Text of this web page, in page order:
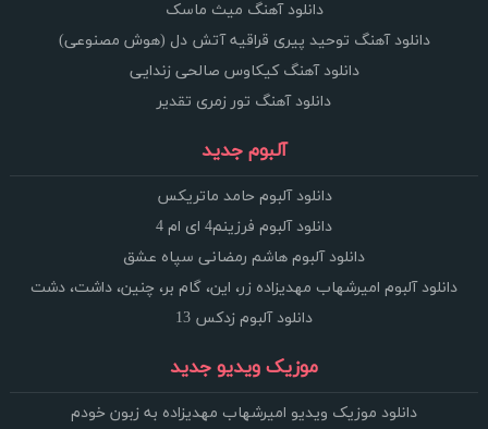
دانلود آهنگ میث ماسک
دانلود آهنگ توحید پیری قراقیه آتش دل (هوش مصنوعی)
دانلود آهنگ کیکاوس صالحی زندایی
دانلود آهنگ تور زمری تقدیر
آلبوم جدید
دانلود آلبوم حامد ماتریکس
دانلود آلبوم فرزینم4 ای ام 4
دانلود آلبوم هاشم رمضانی سپاه عشق
دانلود آلبوم امیرشهاب مهدیزاده زر، این، گام بر، چنین، داشت، دشت
دانلود آلبوم زدکس 13
موزیک ویدیو جدید
دانلود موزیک ویدیو امیرشهاب مهدیزاده به زبون خودم